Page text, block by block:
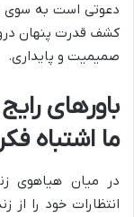
دعوتی است به سوی
کشف قدرت پنهان
صمیمیت و پایداری.
باورهای
ما اشتباه
در میان هیاهوی
انتظارات خود را